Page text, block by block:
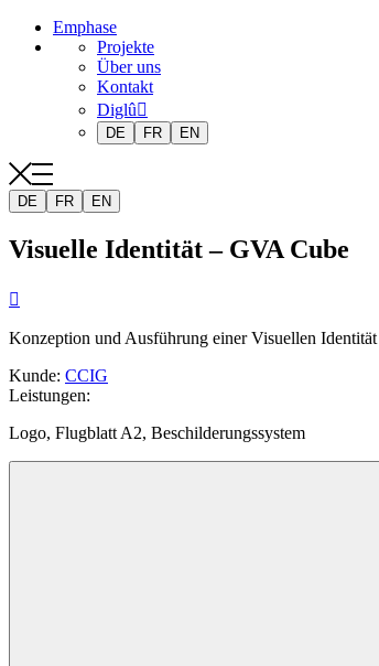
Emphase
Projekte
Über uns
Kontakt
Diglû
DE FR EN
DE FR EN
Visuelle Identität – GVA Cube

Konzeption und Ausführung einer Visuellen
Kunde: CCIG
Leistungen:
Logo, Flugblatt A2, Beschilderungssystem